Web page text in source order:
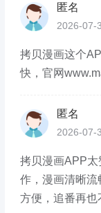
匿名
2026-07-
拷贝漫画这个
快，官网
匿名
2026-07-
拷贝漫画APP
作，漫画清晰流
方便，追番再也